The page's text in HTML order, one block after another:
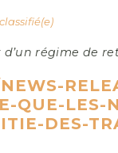
régime de
QUE-
DES-